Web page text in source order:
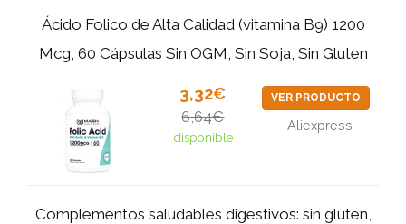
Ácido Folico de Alta Calidad (vitamina B9) 1200
Mcg, 60 Cápsulas Sin OGM, Sin Soja, Sin Gluten
3,32€
6,64€
disponible
VER PRODUCTO
Aliexpress
Complementos saludables digestivos: sin gluten,